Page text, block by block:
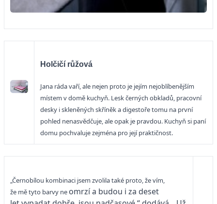
Holčičí růžová
Jana ráda vaří, ale nejen proto je jejím nejoblíbenějším
místem v domě kuchyň. Lesk černých obkladů, pracovní
desky i skleněných skříněk a digestoře tomu na první
pohled nenasvědčuje, ale opak je pravdou. Kuchyň si paní
domu pochvaluje zejména pro její praktičnost.
„Černobílou kombinaci jsem zvolila také proto, že vím,
že mě tyto barvy ne omrzí a budou i za deset